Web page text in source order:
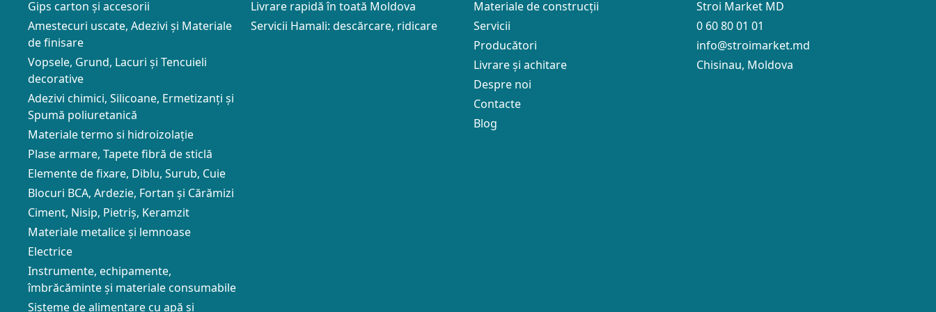
Gips carton și accesorii
Amestecuri uscate, Adezivi şi Materiale
de finisare
Vopsele, Grund, Lacuri și Tencuieli
decorative
Adezivi chimici, Silicoane, Ermetizanți și
Spumă poliuretanică
Materiale termo si hidroizolație
Plase armare, Tapete fibră de sticlă
Elemente de fixare, Diblu, Surub, Cuie
Blocuri BCA, Ardezie, Fortan și Cărămizi
Ciment, Nisip, Pietriș, Keramzit
Materiale metalice și lemnoase
Electrice
Instrumente, echipamente,
îmbrăcăminte și materiale consumabile
Sisteme de alimentare cu apă și
Livrare rapidă în toată Moldova
Servicii Hamali: descărcare, ridicare
Materiale de construcții
Servicii
Producători
Livrare și achitare
Despre noi
Contacte
Blog
Stroi Market MD
0 60 80 01 01
info@stroimarket.md
Chisinau, Moldova